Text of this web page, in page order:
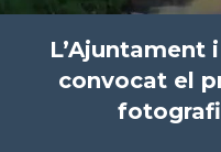
L’Ajuntament
convocat el